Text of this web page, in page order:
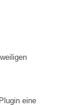
eine